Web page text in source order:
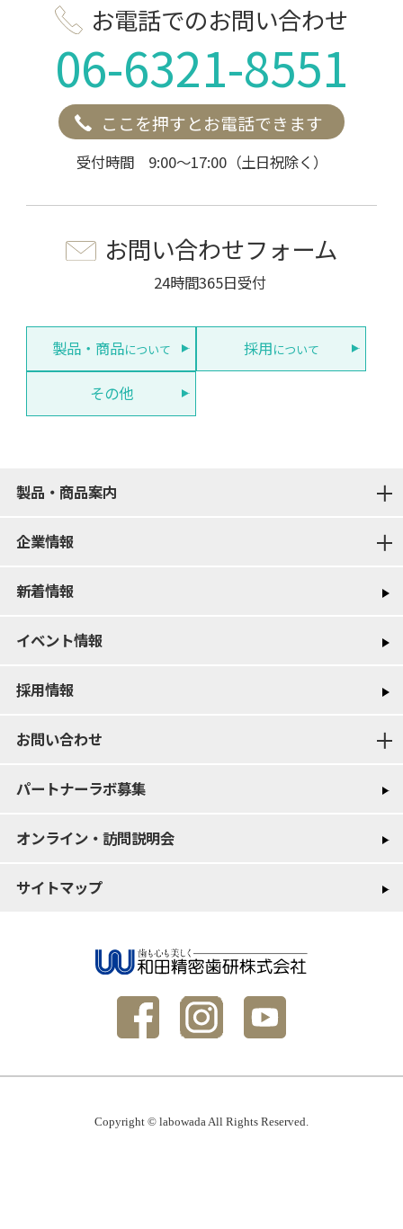
お電話でのお問い合わせ
06-6321-8551
ここを押すとお電話できます
受付時間 9:00～17:00（土日祝除く）
お問い合わせフォーム
24時間365日受付
製品・商品について 採用について
その他
製品・商品案内
企業情報
新着情報
イベント情報
採用情報
お問い合わせ
パートナーラボ募集
オンライン・訪問説明会
サイトマップ
Copyright © labowada All Rights Reserved.